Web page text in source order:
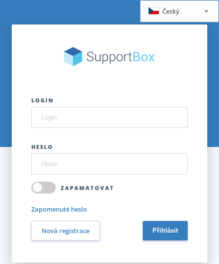
Český
LOGIN
HESLO
ZAPAMATOVAT
Zapomenuté heslo
Nová registrace